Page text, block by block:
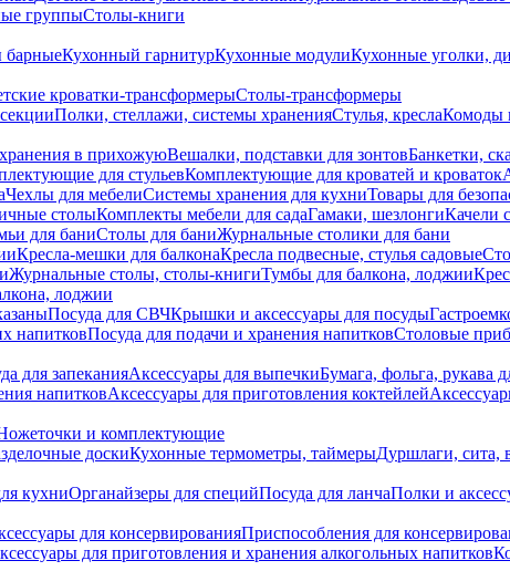
группыСтолы-книги
барныеКухонный гарнитурКухонные модулиКухонные уголки,
кроватки-трансформерыСтолы-трансформеры
Полки, стеллажи, системы храненияСтулья, креслаКомоды
в прихожуюВешалки, подставки для зонтовБанкетки,
для стульевКомплектующие для кроватей и кроваток
Чехлы для мебелиСистемы хранения для кухниТовары для
столыКомплекты мебели для садаГамаки, шезлонгиКачели
для баниСтолы для баниЖурнальные столики для бани
Кресла-мешки для балконаКресла подвесные, стулья садовые
Журнальные столы, столы-книгиТумбы для балкона, лоджии
лоджии
Посуда для СВЧКрышки и аксессуары для посуды
напитковПосуда для подачи и хранения напитковСтоловые
для запеканияАксессуары для выпечкиБумага, фольга, рукава
напитковАксессуары для приготовления коктейлей
и комплектующие
доскиКухонные термометры, таймерыДуршлаги, сита,
кухниОрганайзеры для специйПосуда для ланчаПолки и
для консервированияПриспособления для
для приготовления и хранения алкогольных напитков